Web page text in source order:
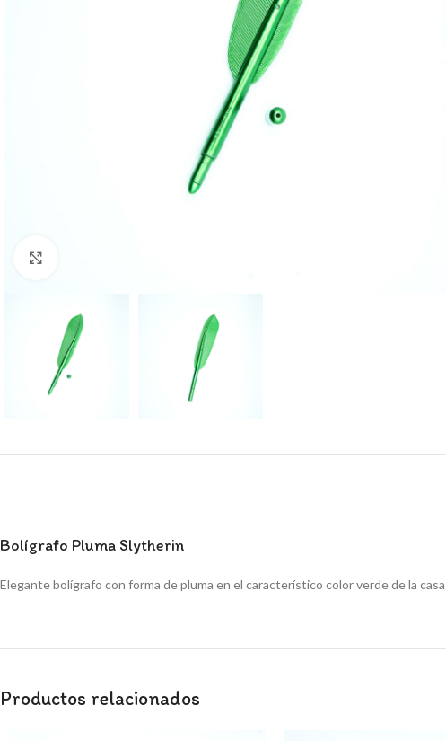
Bolígrafo Pluma Slytherin
Elegante bolígrafo con forma de pluma en el característico color verde de la
Productos relacionados